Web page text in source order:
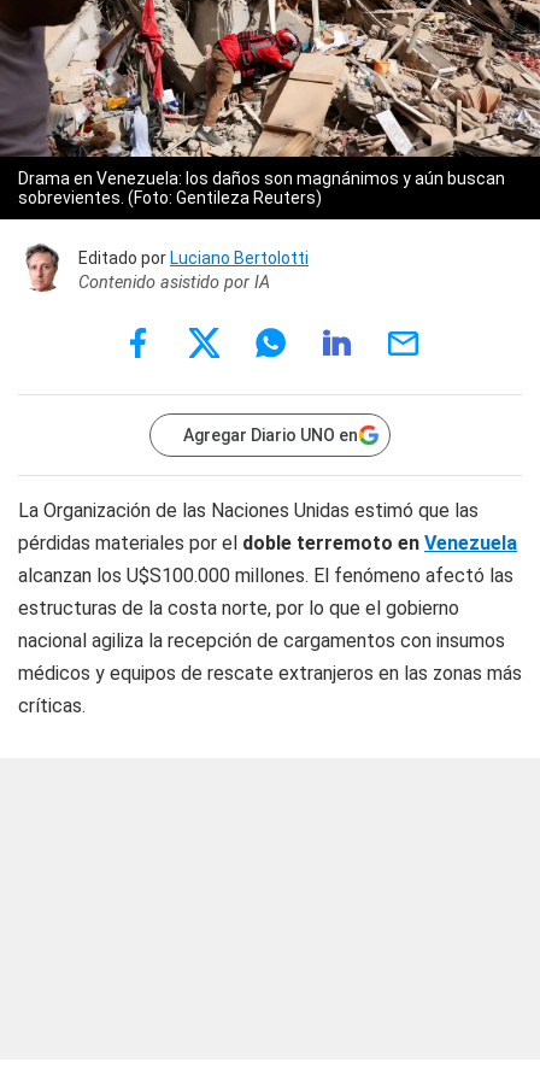
Drama en Venezuela: los daños son magnánimos y aún buscan
sobrevientes. (Foto: Gentileza Reuters)
Editado porLuciano Bertolotti
Contenido asistido por IA
Agregar Diario UNO en
La Organización de las Naciones Unidas estimó que las
pérdidas materiales por el doble terremoto en Venezuela
alcanzan los U$S100.000 millones. El fenómeno afectó las
estructuras de la costa norte, por lo que el gobierno
nacional agiliza la recepción de cargamentos con insumos
médicos y equipos de rescate extranjeros en las zonas más
críticas.